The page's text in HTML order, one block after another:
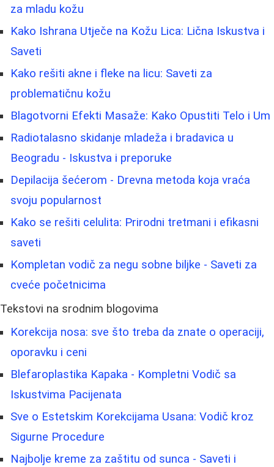
za mladu kožu
Kako Ishrana Utječe na Kožu Lica: Lična Iskustva i
Saveti
Kako rešiti akne i fleke na licu: Saveti za
problematičnu kožu
Blagotvorni Efekti Masaže: Kako Opustiti Telo i Um
Radiotalasno skidanje mladeža i bradavica u
Beogradu - Iskustva i preporuke
Depilacija šećerom - Drevna metoda koja vraća
svoju popularnost
Kako se rešiti celulita: Prirodni tretmani i efikasni
saveti
Kompletan vodič za negu sobne biljke - Saveti za
cveće početnicima
Tekstovi na srodnim blogovima
Korekcija nosa: sve što treba da znate o operaciji,
oporavku i ceni
Blefaroplastika Kapaka - Kompletni Vodič sa
Iskustvima Pacijenata
Sve o Estetskim Korekcijama Usana: Vodič kroz
Sigurne Procedure
Najbolje kreme za zaštitu od sunca - Saveti i